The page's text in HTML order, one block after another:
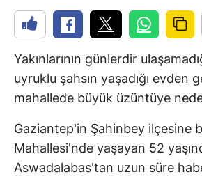
Yakınlarının günlerdir
uyruklu şahsın yaşadığı evden
mahallede büyük üzüntüye
Gaziantep'in Şahinbey ilçesine
Mahallesi'nde yaşayan 52
Aswadalabas'tan uzun süre